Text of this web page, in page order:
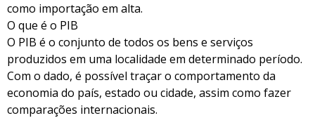
como importação em alta.
O que é o PIB
O PIB é o conjunto de todos os bens e serviços
produzidos em uma localidade em determinado período.
Com o dado, é possível traçar o comportamento da
economia do país, estado ou cidade, assim como fazer
comparações internacionais.